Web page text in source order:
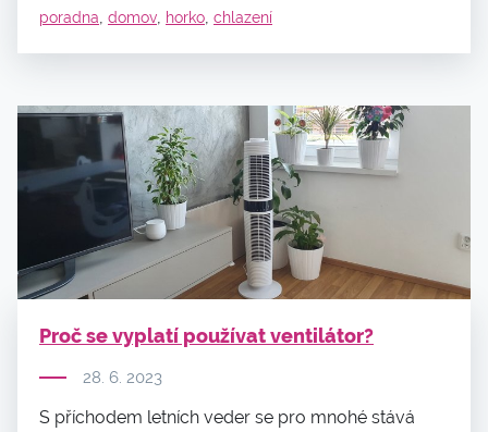
poradna domov horko chlazení
Proč se vyplatí používat ventilátor?
28. 6. 2023
S příchodem letních veder se pro mnohé stává